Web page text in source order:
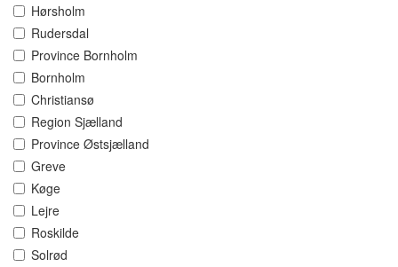
Hørsholm
Rudersdal
Province Bornholm
Bornholm
Christiansø
Region Sjælland
Province Østsjælland
Greve
Køge
Lejre
Roskilde
Solrød